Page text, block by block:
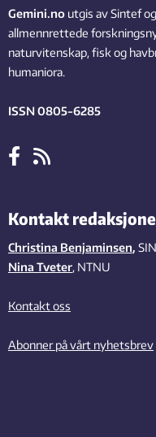
Gemini.no utgis av Sintef
allmennrettede
naturvitenskap, fisk og
humaniora.
ISSN 0805-6285
Kontakt
Christina Benjaminsen,
Nina Tveter, NTNU
Kontakt oss
Abonner på vårt nyhetsbrev